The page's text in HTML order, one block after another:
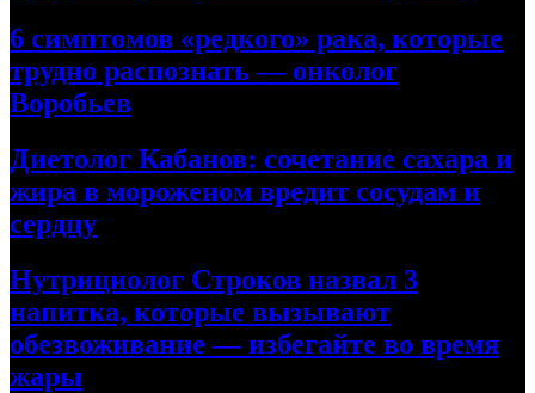
6 симптомов «редкого» рака, которые
трудно распознать — онколог
Воробьев
Диетолог Кабанов: сочетание сахара и
жира в мороженом вредит сосудам и
сердцу
Нутрициолог Строков назвал 3
напитка, которые вызывают
обезвоживание — избегайте во время
жары